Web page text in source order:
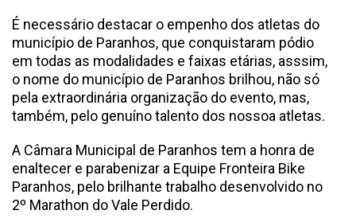
É necessário destacar o empenho dos atletas do
município de Paranhos, que conquistaram pódio
em todas as modalidades e faixas etárias, asssim,
o nome do município de Paranhos brilhou, não só
pela extraordinária organização do evento, mas,
também, pelo genuíno talento dos nossoa atletas.
A Câmara Municipal de Paranhos tem a honra de
enaltecer e parabenizar a Equipe Fronteira Bike
Paranhos, pelo brilhante trabalho desenvolvido no
2º Marathon do Vale Perdido.